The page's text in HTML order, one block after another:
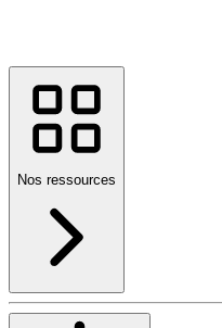
Nos ressources